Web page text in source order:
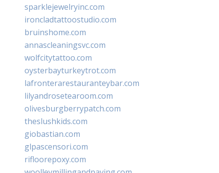
sparklejewelryinc.com
ironcladtattoostudio.com
bruinshome.com
annascleaningsvc.com
wolfcitytattoo.com
oysterbayturkeytrot.com
lafronterarestauranteybar.com
lilyandrosetearoom.com
olivesburgberrypatch.com
theslushkids.com
giobastian.com
glpascensori.com
rifloorepoxy.com